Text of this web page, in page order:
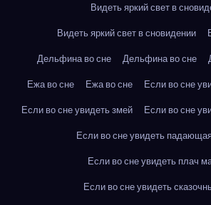
Видеть яркий свет в
Видеть яркий свет в сновидении
Дельфина во сне
Дельфина во сне
Ежа во сне
Ежа во сне
Если во сне
Если во сне увидеть змей
Если во сне
Если во сне увидеть
Если во сне увидеть плач
Если во сне увидеть